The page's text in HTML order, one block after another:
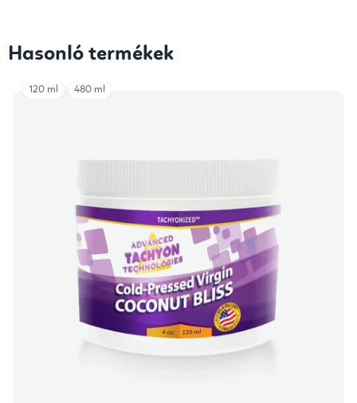
Hasonló termékek
120 ml 480 ml